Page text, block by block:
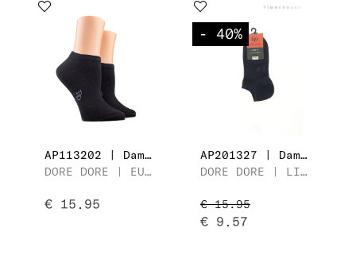
AP113202 | Dames Sneaker
DORE DORE | EUREKA COTON EGYPTIEN
€ 15.95
AP201327 | Dames Sneaker
DORE DORE | LIGHT FIL D'ECOSSE
€ 15.95
€ 9.57
- 40%